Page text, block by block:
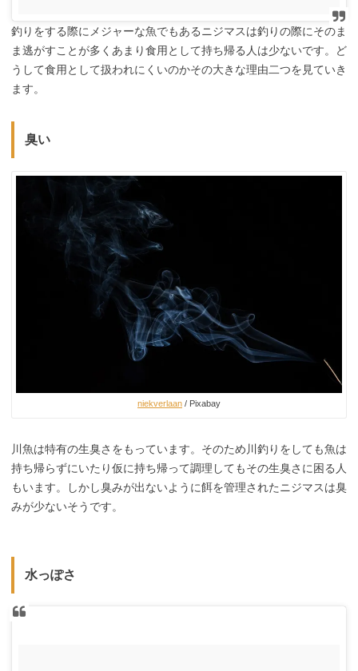
釣りをする際にメジャーな魚でもあるニジマスは釣りの際にそのま
ま逃がすことが多くあまり食用として持ち帰る人は少ないです。ど
うして食用として扱われにくいのかその大きな理由二つを見ていき
ます。
臭い
niekverlaan / Pixabay
川魚は特有の生臭さをもっています。そのため川釣りをしても魚は
持ち帰らずにいたり仮に持ち帰って調理してもその生臭さに困る人
もいます。しかし臭みが出ないように餌を管理されたニジマスは臭
みが少ないそうです。
水っぽさ